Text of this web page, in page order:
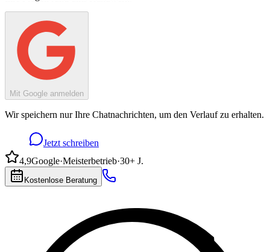
Mit Google anmelden
Wir speichern nur Ihre Chatnachrichten, um den Verlauf zu erhalten.
Jetzt schreiben
4,9Google·Meisterbetrieb·30+ J.
Kostenlose Beratung